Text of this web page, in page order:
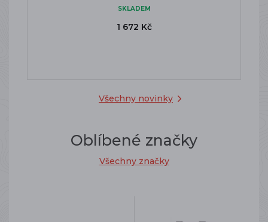
Všechny novinky
SKLADEM
1 672 Kč
Oblíbené značky
Všechny značky